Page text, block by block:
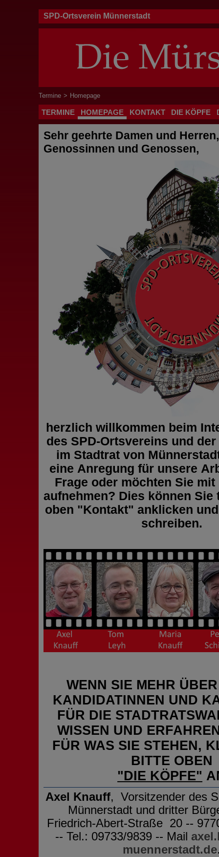
SPD-Ortsverein Münnerstadt
Termine > Homepage
TERMINE HOMEPAGE KONTAKT DIE KÖPFE
Sehr geehrte Damen und
Genossinnen und Genossen,
herzlich willkommen beim
des SPD-Ortsvereins und
im Stadtrat von
eine Anregung für unsere
Frage oder möchten Sie
aufnehmen? Dies können Sie
oben "Kontakt" anklicken und
schreiben.
WENN SIE MEHR
KANDIDATINNEN UND
FÜR DIE
WISSEN UND
FÜR WAS SIE STEHEN,
BITTE OBEN
"DIE KÖPFE"
Axel Knauff, Vorsitzender des
Münnerstadt und dritter
Friedrich-Abert-Straße 20 --
-- Tel.: 09733/9839 -- Mail
muennerstadt.de